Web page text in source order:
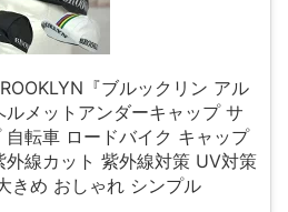
『ブルックリン アル
メットアンダーキャップ サ
転車 ロードバイク キャップ
外線カット 紫外線対策 UV対策
きめ おしゃれ シンプル